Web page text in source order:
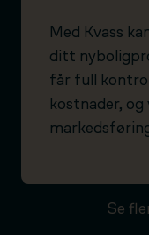
Med Kvass
ditt
får full
kostnader,
Se